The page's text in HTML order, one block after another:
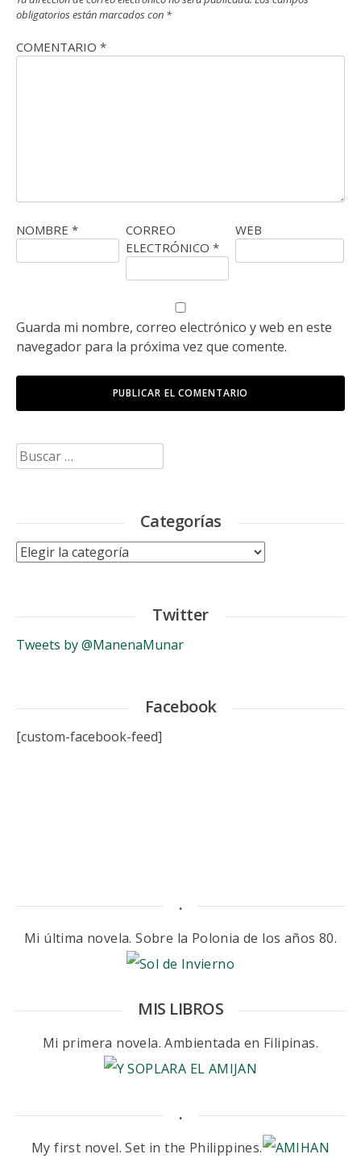
obligatorios están marcados con *
COMENTARIO *
NOMBRE *
CORREO
ELECTRÓNICO *
WEB
Guarda mi nombre, correo electrónico y web en este
navegador para la próxima vez que comente.
Buscar:
Categorías
Categorías
Twitter
Tweets by @ManenaMunar
Facebook
[custom-facebook-feed]
.
Mi última novela. Sobre la Polonia de los años 80.
MIS LIBROS
Mi primera novela. Ambientada en Filipinas.
.
My first novel. Set in the Philippines.